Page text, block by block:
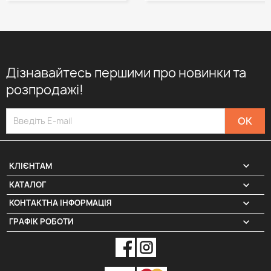
Дізнавайтесь першими про новинки та
розпродажі!
КЛІЄНТАМ 
КАТАЛОГ 
КОНТАКТНА ІНФОРМАЦІЯ keyboard_arrow_down
ГРАФІК РОБОТИ keyboard_arrow_down